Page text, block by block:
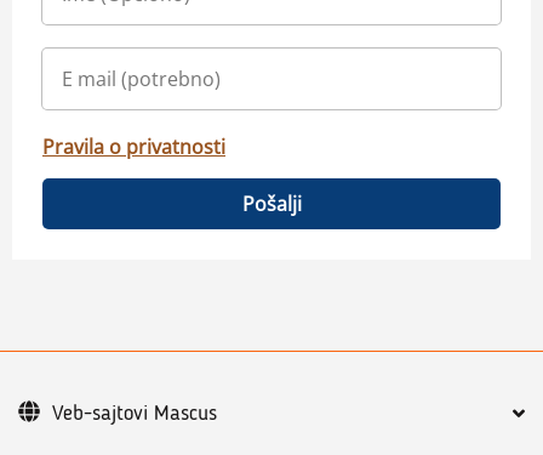
Pravila o privatnosti
Pošalji
Veb-sajtovi Mascus